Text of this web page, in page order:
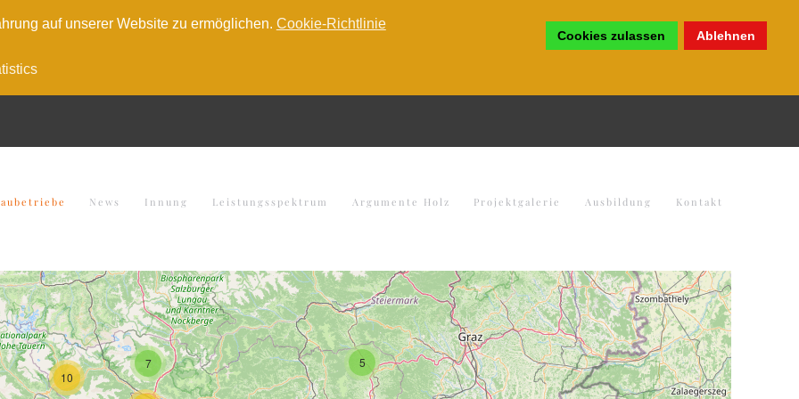
auf unserer Website zu ermöglichen. Cookie-Richtlinie
Cookies zulassen Ablehnen
News Innung Leistungsspektrum Argumente Holz Projektgalerie Ausbildung Kontakt
10
5
7